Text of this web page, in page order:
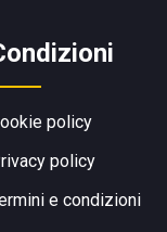
policy
policy
e condizioni